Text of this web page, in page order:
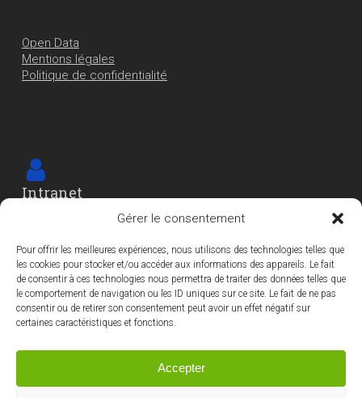
Gérer le consentement
Pour offrir les meilleures expériences, nous utilisons des technologies telles que
les cookies pour stocker et/ou accéder aux informations des appareils. Le fait
de consentir à ces technologies nous permettra de traiter des données telles que
le comportement de navigation ou les ID uniques sur ce site. Le fait de ne pas
consentir ou de retirer son consentement peut avoir un effet négatif sur
certaines caractéristiques et fonctions.
Accepter
Open Data
Mentions légales
Politique de confidentialité
Intranet
Cet espace est réservé
des 31 communes